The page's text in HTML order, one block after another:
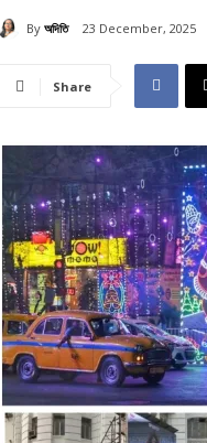
By অদিতি 23 December, 2025
Share